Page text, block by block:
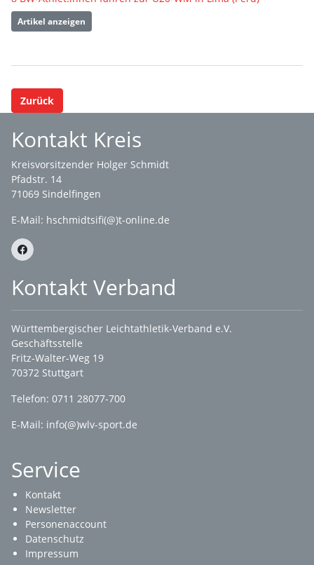
Artikel anzeigen
Zurück
Kontakt Kreis
Kreisvorsitzender Holger Schmidt
Pfadstr. 14
71069 Sindelfingen
E-Mail: hschmidtsifi(@)t-online.de
Kontakt Verband
Württembergischer Leichtathletik-Verband e.V.
Geschäftsstelle
Fritz-Walter-Weg 19
70372 Stuttgart
Telefon: 0711 28077-700
E-Mail: info(@)wlv-sport.de
Service
Kontakt
Newsletter
Personenaccount
Datenschutz
Impressum